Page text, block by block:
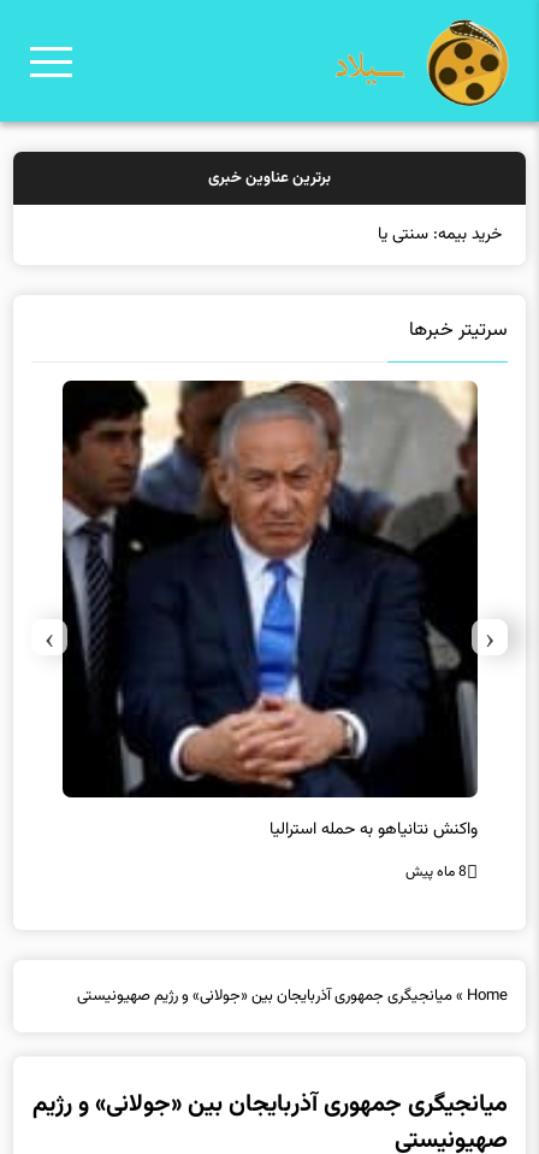
برترین عناوین خبری
خرید بیمه: سنتی یا آنلاین؟ ک
سرتیتر خبرها
واکنش نتانیاهو به حمله استرالیا
8 ماه پیش
‹
›
Home
»میانجیگری جمهوری آذربایجان بین «جولانی» و رژیم صهیونیستی
میانجیگری جمهوری آذربایجان بین «جولانی» و رژیم
صهیونیستی